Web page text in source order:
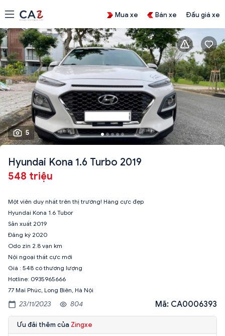
Mua xe Bán xe Đấu giá xe
5
Hyundai Kona 1.6 Turbo 2019
548 triệu
Một viên duy nhất trên thị trường! Hàng cực đẹp
Hyundai Kona 1.6 Tubor
Sản xuất 2019
Đăng ký 2020
Odo zin 2.8 vạn km
Nội ngoại thất cực mới
Giá : 548 có thương lượng
Hotline: 0935965666
77 Mai Phúc, Long Biên, Hà Nội
23/11/2023 804 Mã: CA0006393
Ưu đãi thêm của Zingxe